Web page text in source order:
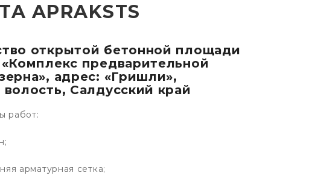
APRAKSTS
открытой бетонной площади
предварительной
адрес: «Гришли»,
волость, Салдусский край
работ:
арматурная сетка;